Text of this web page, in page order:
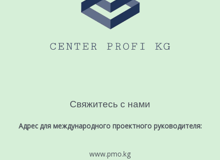
Свяжитесь с нами
Адрес для международного проектного руководителя:
www.pmo.kg